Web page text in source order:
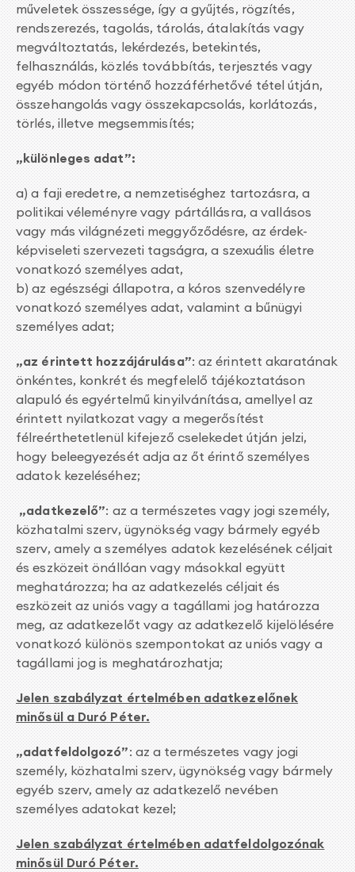
műveletek összessége, így a gyűjtés, rögzítés,
rendszerezés, tagolás, tárolás, átalakítás vagy
megváltoztatás, lekérdezés, betekintés,
felhasználás, közlés továbbítás, terjesztés vagy
egyéb módon történő hozzáférhetővé tétel útján,
összehangolás vagy összekapcsolás, korlátozás,
törlés, illetve megsemmisítés;
„különleges adat”:
a) a faji eredetre, a nemzetiséghez tartozásra, a
politikai véleményre vagy pártállásra, a vallásos
vagy más világnézeti meggyőződésre, az érdek-
képviseleti szervezeti tagságra, a szexuális életre
vonatkozó személyes adat,
b) az egészségi állapotra, a kóros szenvedélyre
vonatkozó személyes adat, valamint a bűnügyi
személyes adat;
„az érintett hozzájárulása”: az érintett akaratának
önkéntes, konkrét és megfelelő tájékoztatáson
alapuló és egyértelmű kinyilvánítása, amellyel az
érintett nyilatkozat vagy a megerősítést
félreérthetetlenül kifejező cselekedet útján jelzi,
hogy beleegyezését adja az őt érintő személyes
adatok kezeléséhez;
„adatkezelő”: az a természetes vagy jogi személy,
közhatalmi szerv, ügynökség vagy bármely egyéb
szerv, amely a személyes adatok kezelésének céljait
és eszközeit önállóan vagy másokkal együtt
meghatározza; ha az adatkezelés céljait és
eszközeit az uniós vagy a tagállami jog határozza
meg, az adatkezelőt vagy az adatkezelő kijelölésére
vonatkozó különös szempontokat az uniós vagy a
tagállami jog is meghatározhatja;
Jelen szabályzat értelmében adatkezelőnek
minősül a Duró Péter.
„adatfeldolgozó”: az a természetes vagy jogi
személy, közhatalmi szerv, ügynökség vagy bármely
egyéb szerv, amely az adatkezelő nevében
személyes adatokat kezel;
Jelen szabályzat értelmében adatfeldolgozónak
minősül Duró Péter.